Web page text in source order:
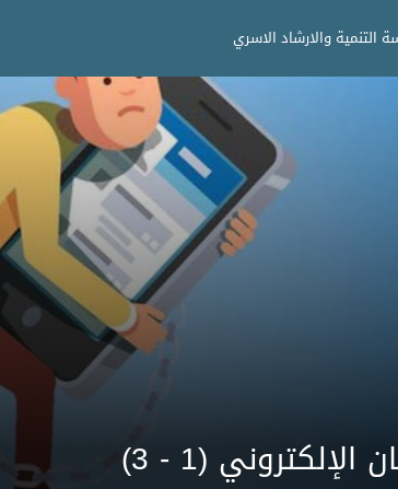
التنمية والارشاد الاسري
الإلكتروني (1 - 3)